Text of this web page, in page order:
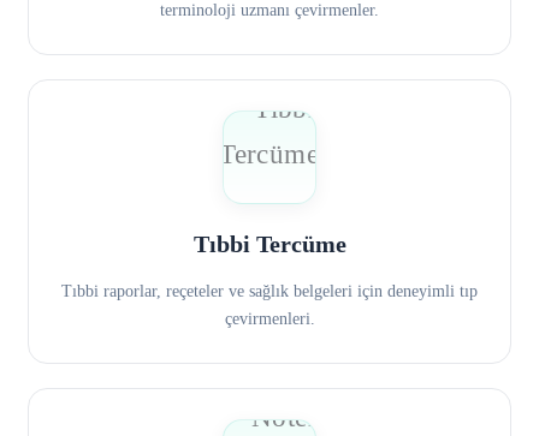
terminoloji uzmanı çevirmenler.
Tıbbi Tercüme
Tıbbi raporlar, reçeteler ve sağlık belgeleri için deneyimli tıp
çevirmenleri.